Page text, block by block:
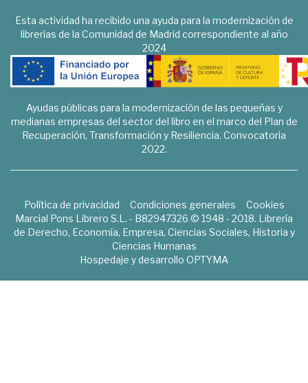
Esta actividad ha recibido una ayuda para la modernización de
librerías de la Comunidad de Madrid correspondiente al año
2024
Ayudas públicas para la modernización de las pequeñas y
medianas empresas del sector del libro en el marco del Plan de
Recuperación, Transformación y Resiliencia. Convocatoria
2022.
Política de privacidad Condiciones generales
Cookies
Marcial Pons Librero S.L. - B82947326 © 1948 - 2018. Librería
de Derecho, Economía, Empresa, Ciencias Sociales, Historia y
Ciencias Humanas
Hospedaje y desarrollo OPTYMA